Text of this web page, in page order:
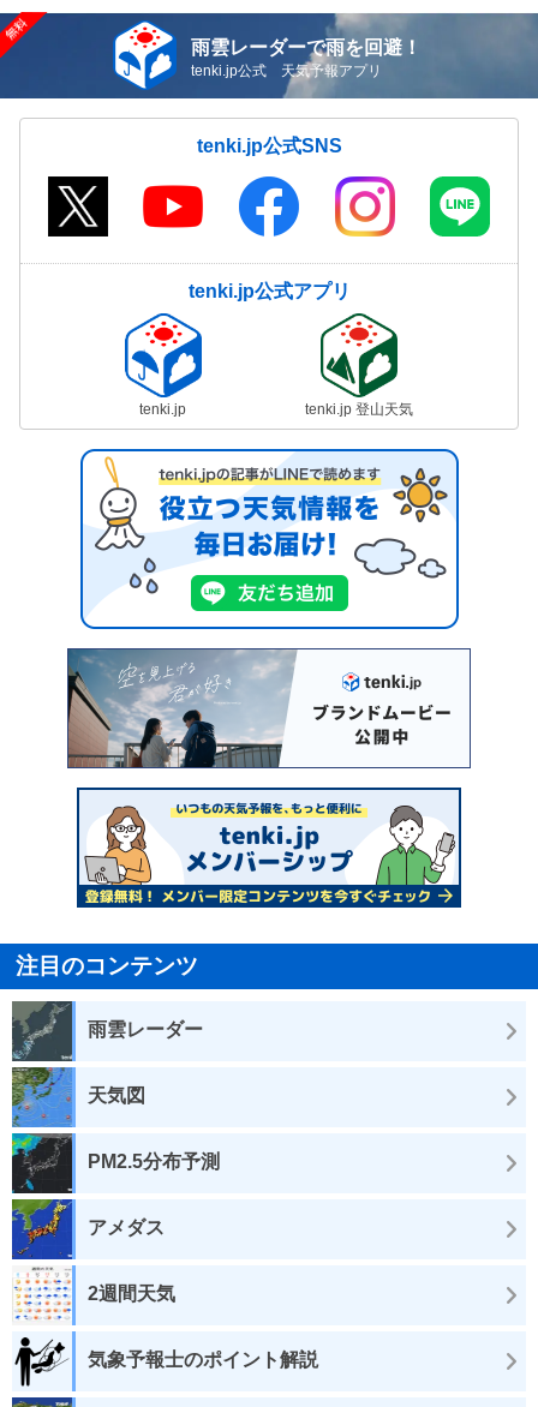
雨雲レーダーで雨を回避！
tenki.jp公式 天気予報アプリ
tenki.jp公式SNS
tenki.jp公式アプリ
tenki.jp tenki.jp 登山天気
注目のコンテンツ
雨雲レーダー
天気図
PM2.5分布予測
アメダス
2週間天気
気象予報士のポイント解説